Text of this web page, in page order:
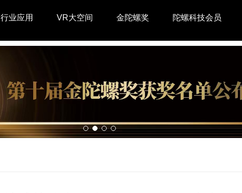
行业应用 VR大空间 金陀螺奖 陀螺科技会员